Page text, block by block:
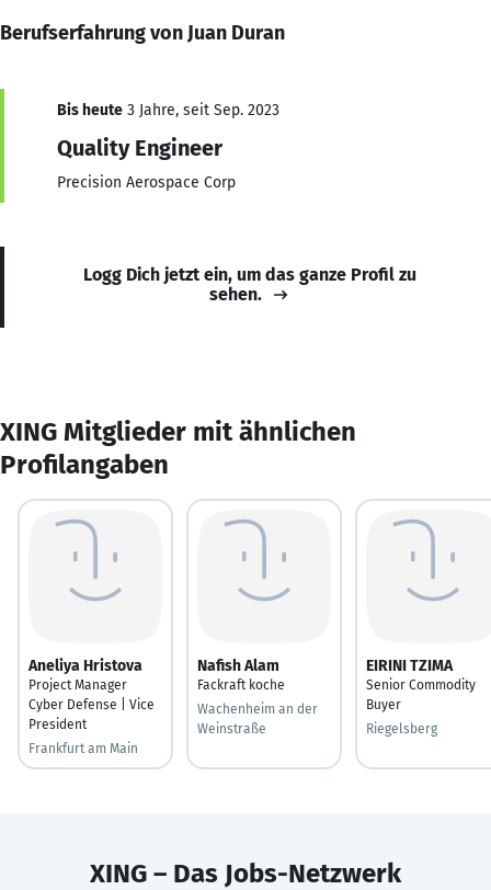
Berufserfahrung von Juan Duran
Bis heute 3 Jahre, seit Sep. 2023
Quality Engineer
Precision Aerospace Corp
Logg Dich jetzt ein, um das ganze Profil zu
sehen.
XING Mitglieder mit ähnlichen
Profilangaben
Aneliya Hristova
Project Manager
Cyber Defense | Vice
President
Frankfurt am Main
Nafish Alam
Fackraft koche
Wachenheim an der
Weinstraße
EIRINI TZIMA
Senior Commodity
Buyer
Riegelsberg
XING – Das Jobs-Netzwerk